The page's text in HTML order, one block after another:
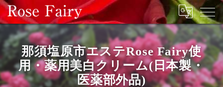
那須塩原市エステRose Fairy使
用・薬用美白クリーム(日本製・
医薬部外品)